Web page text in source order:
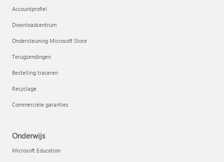
Accountprofiel
Downloadcentrum
Ondersteuning Microsoft Store
Terugzendingen
Bestelling traceren
Recyclage
Commerciële garanties
Onderwijs
Microsoft Education